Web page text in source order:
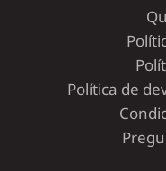
Política de